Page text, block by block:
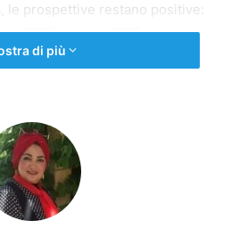
le prospettive restano positive:
2025 e inizio 2026 e più
2026.di più